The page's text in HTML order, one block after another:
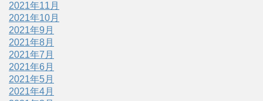
2021年11月
2021年10月
2021年9月
2021年8月
2021年7月
2021年6月
2021年5月
2021年4月